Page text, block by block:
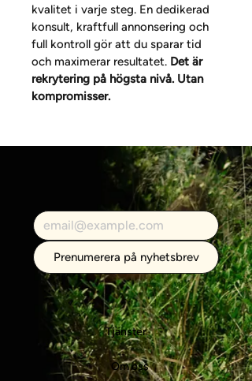
kvalitet i varje steg. En dedikerad
konsult, kraftfull annonsering och
full kontroll gör att du sparar tid
och maximerar resultatet. Det är
rekrytering på högsta nivå. Utan
kompromisser.
Prenumerera på nyhetsbrev
Tjänster
Om oss